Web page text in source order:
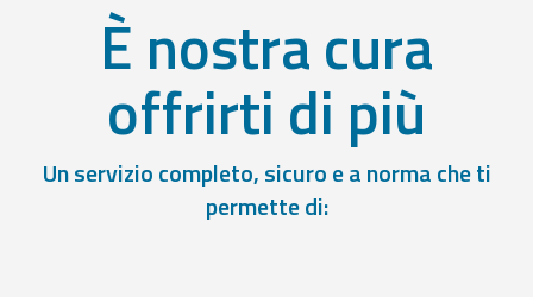
È nostra cura
offrirti di più
Un servizio completo, sicuro e a norma che ti
permette di: